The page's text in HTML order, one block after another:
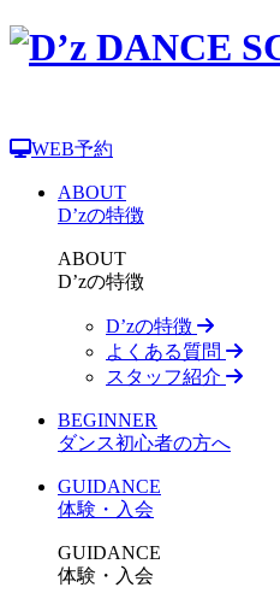
WEB予約
ABOUT
D’zの特徴
ABOUT
D’zの特徴
D’zの特徴
よくある質問
スタッフ紹介
BEGINNER
ダンス初心者の方へ
GUIDANCE
体験・入会
GUIDANCE
体験・入会